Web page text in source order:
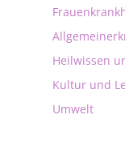
Heilwissen
Kultur und
Umwelt